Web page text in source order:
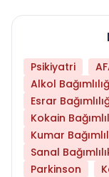
Psikiyatri
Alkol
Esrar
Kokain
Kumar
Sanal
Parkinson